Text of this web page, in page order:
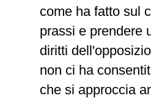
come ha fatto sul
prassi e prendere
diritti
non ci ha
che si approccia